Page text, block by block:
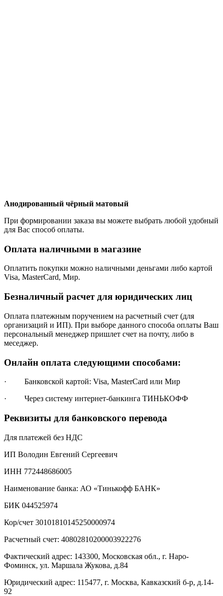
Анодированный чёрный матовый
При формировании заказа вы можете выбрать любой удобный
для Вас способ оплаты.
Оплата наличными в магазине
Оплатить покупки можно наличными деньгами либо картой
Visa, MasterCard, Мир.
Безналичный расчет для юридических лиц
Оплата платежным поручением на расчетный счет (для
организаций и ИП). При выборе данного способа оплаты Ваш
персональный менеджер пришлет счет на почту, либо в
меседжер.
Онлайн оплата следующими способами:
· Банковской картой: Visa, MasterCard или Мир
· Через систему интернет-банкинга ТИНЬКОФФ
Реквизиты для банковского перевода
Для платежей без НДС
ИП Володин Евгений Сергеевич
ИНН 772448686005
Наименование банка: АО «Тинькофф БАНК»
БИК 044525974
Кор/счет 30101810145250000974
Расчетный счет: 40802810200003922276
Фактический адрес: 143300, Московская обл., г. Наро-
Фоминск, ул. Маршала Жукова, д.84
Юридический адрес: 115477, г. Москва, Кавказский б-р, д.14-
92